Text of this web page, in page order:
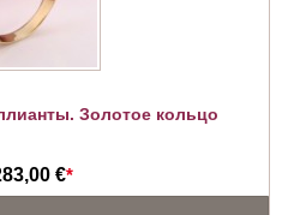
Золотое кольцо
€*